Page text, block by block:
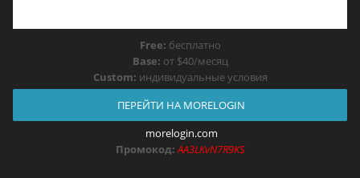
Free: бесплатно
Base: от $40/месяц
Custom: индивидуальные условия
ПЕРЕЙТИ НА MORELOGIN
morelogin.com
Промокод:AA3LKvN7R9KS